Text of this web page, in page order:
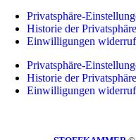
Privatsphäre-
Historie der
Einwilligungen
Privatsphäre-
Historie der
Einwilligungen